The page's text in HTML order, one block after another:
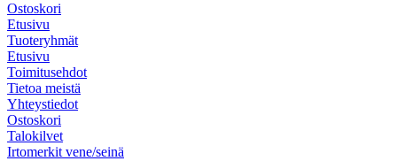
Ostoskori
Etusivu
Tuoteryhmät
Etusivu
Toimitusehdot
Tietoa meistä
Yhteystiedot
Ostoskori
Talokilvet
Irtomerkit vene/seinä